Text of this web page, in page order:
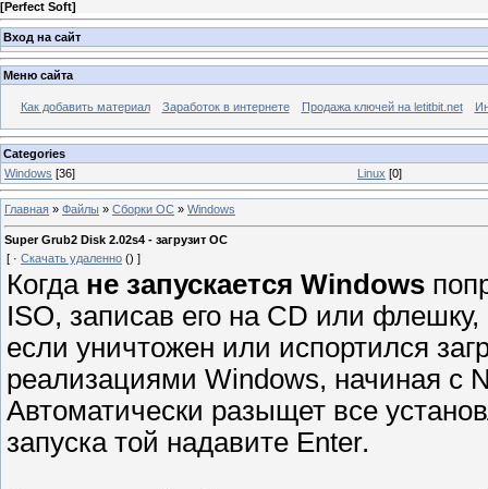
[Perfect Soft]
Вход на сайт
Меню сайта
Как добавить материал Заработок в интернете Продажа ключей на letitbit.net
Categories
Windows [36] Linux [0]
Главная » Файлы » Сборки ОС » Windows
Super Grub2 Disk 2.02s4 - загрузит ОС
[ · Скачать удаленно () ]
Когда не запускается Windows
ISO, записав его на CD или
если уничтожен или испортился
реализациями Windows, начиная с
Автоматически разыщет все
запуска той надавите Enter.